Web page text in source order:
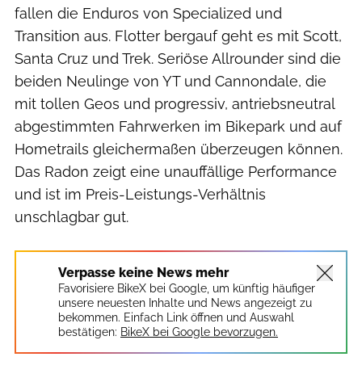
fallen die Enduros von Specialized und
Transition aus. Flotter bergauf geht es mit Scott,
Santa Cruz und Trek. Seriöse Allrounder sind die
beiden Neulinge von YT und Cannondale, die
mit tollen Geos und progressiv, antriebsneutral
abgestimmten Fahrwerken im Bikepark und auf
Hometrails gleichermaßen überzeugen können.
Das Radon zeigt eine unauffällige Performance
und ist im Preis-Leistungs-Verhältnis
unschlagbar gut.
Verpasse keine News mehr
Favorisiere BikeX bei Google, um künftig häufiger
unsere neuesten Inhalte und News angezeigt zu
bekommen. Einfach Link öffnen und Auswahl
bestätigen: BikeX bei Google bevorzugen.